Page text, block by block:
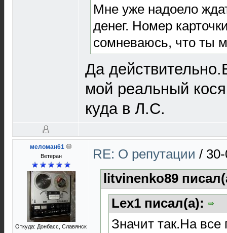
Мне уже надоело
денег. Номер
сомневаюсь, что ты
Да
мой реальный
куда в Л.С.
меломан61
Ветеран
Откуда: Донбасс, Славянск
RE: О репутации /
litvinenko89
Lex1 писал(а):
Значит так.На